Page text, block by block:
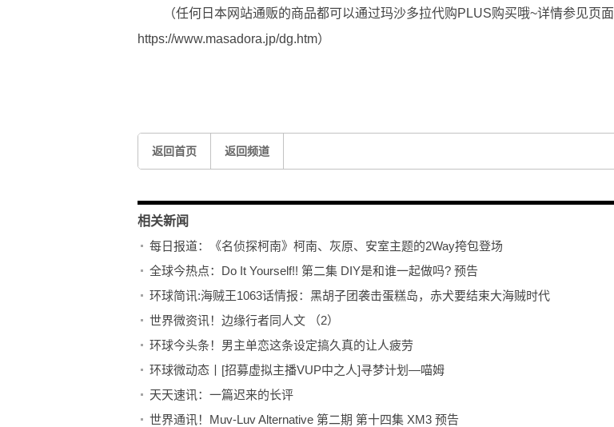
（任何日本网站通贩的商品都可以通过玛沙多拉代购PLUS购买哦~详情参见页面
https://www.masadora.jp/dg.htm）
返回首页 返回频道
相关新闻
每日报道：《名侦探柯南》柯南、灰原、安室主题的2Way挎包登场
全球今热点：Do It Yourself!! 第二集 DIY是和谁一起做吗? 预告
环球简讯:海贼王1063话情报：黑胡子团袭击蛋糕岛，赤犬要结束大海贼时代
世界微资讯！边缘行者同人文 （2）
环球今头条！男主单恋这条设定搞久真的让人疲劳
环球微动态丨[招募虚拟主播VUP中之人]寻梦计划—喵姆
天天速讯：一篇迟来的长评
世界通讯！Muv-Luv Alternative 第二期 第十四集 XM3 预告